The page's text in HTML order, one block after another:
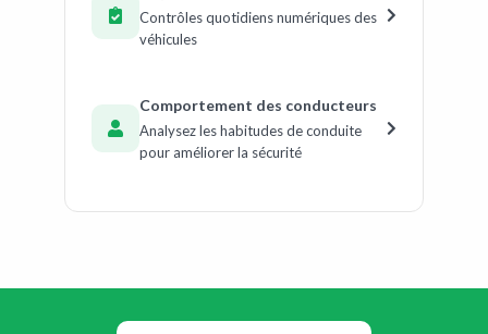
Contrôles quotidiens numériques des
véhicules
Comportement des conducteurs
Analysez les habitudes de conduite
pour améliorer la sécurité